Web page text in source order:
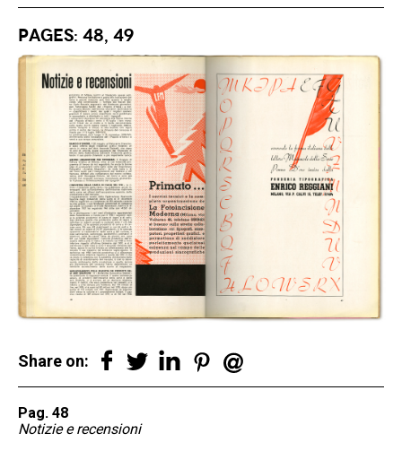
Pages: 48, 49
Share on:
Pag. 48
Notizie e recensioni